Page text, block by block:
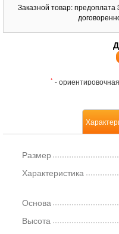
Заказной товар:
* -
Размер
Характеристика
Основа
Высота